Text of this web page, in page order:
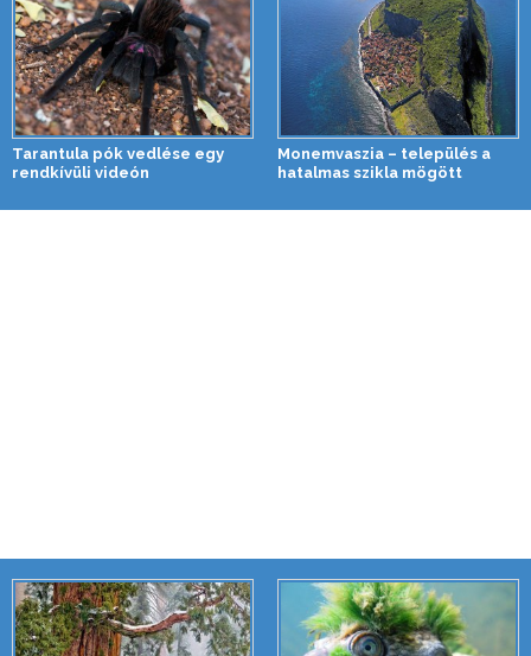
Tarantula pók vedlése egy
rendkívüli videón
Monemvaszia – település a
hatalmas szikla mögött